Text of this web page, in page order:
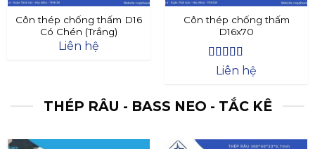
Côn thép chống thấm D16
Có Chén (Trắng)
Liên hệ
Côn thép chống thấm
D16x70
Được xếp
5
Liên hệ
THÉP RÂU - BASS NEO - TẮC KÊ